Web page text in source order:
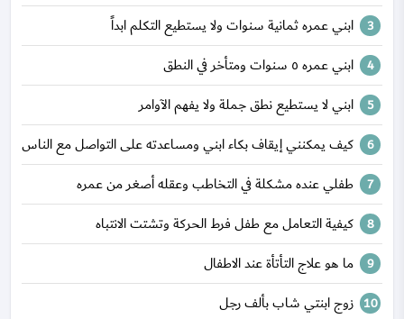
ابني عمره ثمانية سنوات ولا يستطيع التكلم ابداً
ابني عمره ٥ سنوات ومتأخر في النطق
ابني لا يستطيع نطق جملة ولا يفهم الآوامر
كيف يمكنني إيقاف بكاء ابني ومساعدته على التواصل مع الناس
طفلي عنده مشكلة في التخاطب وعقله أصغر من عمره
كيفية التعامل مع طفل فرط الحركة وتشتت الانتباه
ما هو علاج التأتأة عند الاطفال
زوج ابنتي شاب بألف رجل